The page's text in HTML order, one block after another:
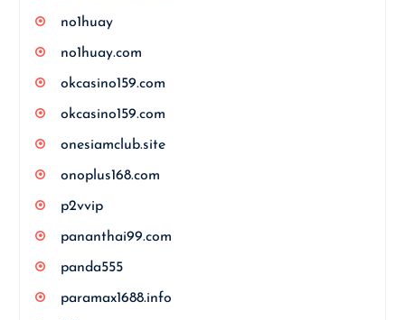
no1huay
no1huay.com
okcasino159.com
okcasino159.com
onesiamclub.site
onoplus168.com
p2vvip
pananthai99.com
panda555
paramax1688.info